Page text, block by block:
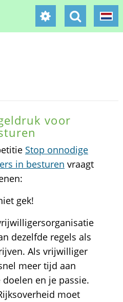
voor
Stop onnodige
in besturen vraagt
gek!
dezelfde regels als
Als vrijwilliger
meer tijd aan
en je passie.
moet